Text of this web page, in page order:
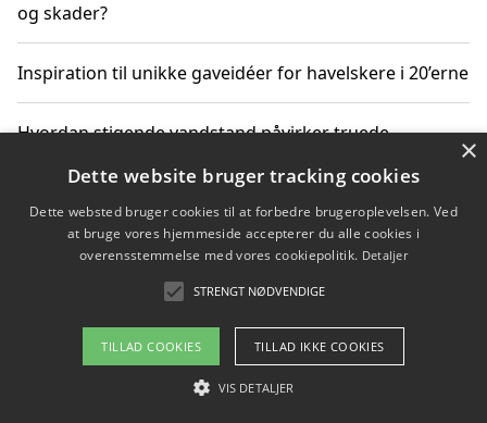
og skader?
Inspiration til unikke gaveidéer for havelskere i 20’erne
Hvordan stigende vandstand påvirker truede
Sådan vælger du de bedste vandrerygsække til
vandreture i Danmark
Copyright 2026 - Pilanto Aps
Om / kontakt
×
Dette website bruger tracking cookies
Dette websted bruger cookies til at forbedre brugeroplevelsen. Ved
at bruge vores hjemmeside accepterer du alle cookies i
overensstemmelse med vores cookiepolitik. Detaljer
STRENGT NØDVENDIGE
TILLAD COOKIES TILLAD IKKE COOKIES
VIS DETALJER